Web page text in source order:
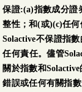
保證:(a)指數成分證
整性；和(或)(c)任何
Solactive不保證指
任何責任。儘管
關於指數和
錯誤或任何有關指